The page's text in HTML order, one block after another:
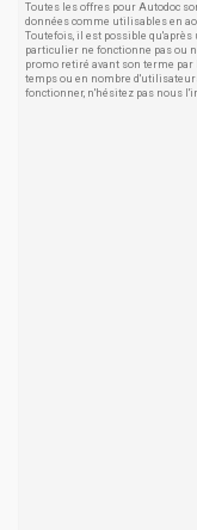
Toutes les offres pour Autodoc
données comme utilisables en
Toutefois, il est possible
particulier ne fonctionne pas ou
promo retiré avant son terme
temps ou en nombre
fonctionner, n'hésitez pas nous